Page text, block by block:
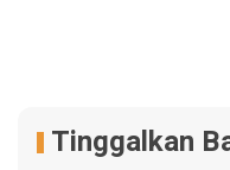
Tinggalkan